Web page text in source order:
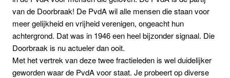
van de Doorbraak! De PvdA wil alle mensen die staan voor
meer gelijkheid en vrijheid verenigen, ongeacht hun
achtergrond. Dat was in 1946 een heel bijzonder signaal. Die
Doorbraak is nu actueler dan ooit.
Met het vertrek van deze twee fractieleden is wel duidelijker
geworden waar de PvdA voor staat. Je probeert op diverse